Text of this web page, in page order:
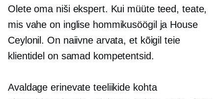
Olete oma niši ekspert. Kui müüte teed, teate,
mis vahe on inglise hommikusöögil ja House
Ceylonil. On naiivne arvata, et kõigil teie
klientidel on samad kompetentsid.
Avaldage erinevate teeliikide kohta